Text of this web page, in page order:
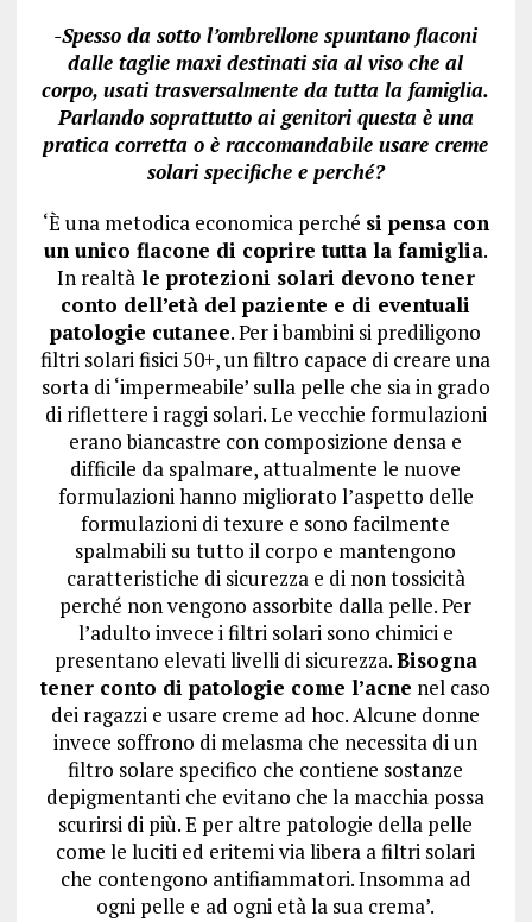
-Spesso da sotto l’ombrellone spuntano flaconi
dalle taglie maxi destinati sia al viso che al
corpo, usati trasversalmente da tutta la famiglia.
Parlando soprattutto ai genitori questa è una
pratica corretta o è raccomandabile usare creme
solari specifiche e perché?
‘È una metodica economica perché si pensa con
un unico flacone di coprire tutta la famiglia.
In realtàle protezioni solari devono tener
conto dell’età del paziente e di eventuali
patologie cutanee. Per i bambini si prediligono
filtri solari fisici 50+, un filtro capace di creare una
sorta di ‘impermeabile’ sulla pelle che sia in grado
di riflettere i raggi solari. Le vecchie formulazioni
erano biancastre con composizione densa e
difficile da spalmare, attualmente le nuove
formulazioni hanno migliorato l’aspetto delle
formulazioni di texure e sono facilmente
spalmabili su tutto il corpo e mantengono
caratteristiche di sicurezza e di non tossicità
perché non vengono assorbite dalla pelle. Per
l’adulto invece i filtri solari sono chimici e
presentano elevati livelli di sicurezza.Bisogna
tener conto di patologie come l’acne nel caso
dei ragazzi e usare creme ad hoc. Alcune donne
invece soffrono di melasma che necessita di un
filtro solare specifico che contiene sostanze
depigmentanti che evitano che la macchia possa
scurirsi di più. E per altre patologie della pelle
come le luciti ed eritemi via libera a filtri solari
che contengono antifiammatori. Insomma ad
ogni pelle e ad ogni età la sua crema’.